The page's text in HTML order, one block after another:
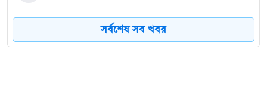
নগরীর উন্নয়নমূলক কাজের অগ্রগতি পর্যালোচনা সভায়
রাসিক প্রশাসক
৯
সর্বশেষ সব খবর